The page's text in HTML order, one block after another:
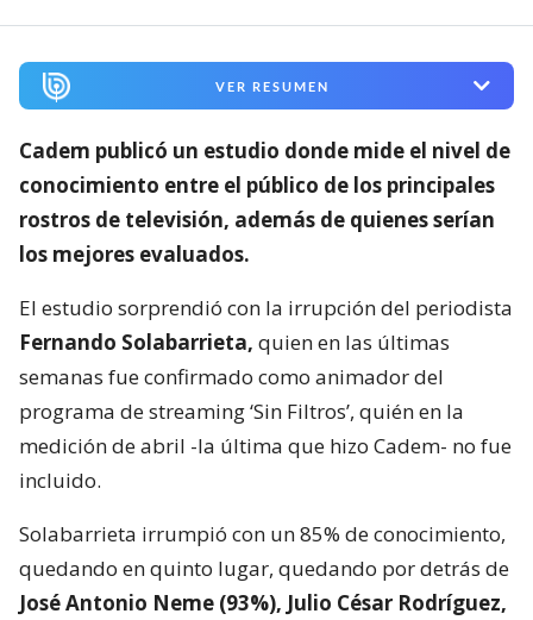
VER RESUMEN
Cadem publicó un estudio donde mide el nivel de
conocimiento entre el público de los principales
rostros de televisión, además de quienes serían
los mejores evaluados.
El estudio sorprendió con la irrupción del periodista
Fernando Solabarrieta, quien en las últimas
semanas fue confirmado como animador del
programa de streaming ‘Sin Filtros’, quién en la
medición de abril -la última que hizo Cadem- no fue
incluido.
Solabarrieta irrumpió con un 85% de conocimiento,
quedando en quinto lugar, quedando por detrás de
José Antonio Neme (93%), Julio César Rodríguez,